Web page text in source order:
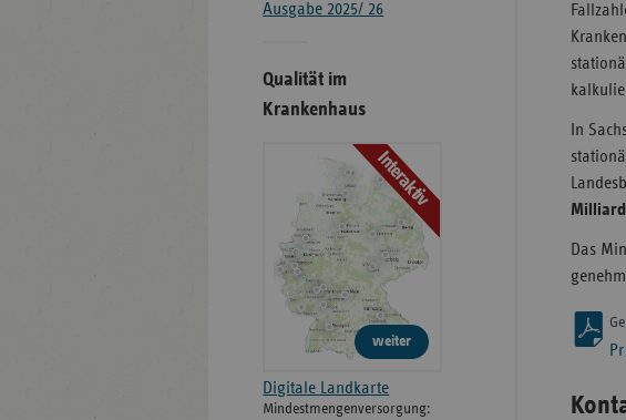
In
Das
Ausgabe 2025/ 26
Qualität im
Krankenhaus
Interaktiv
weiter
Digitale Landkarte
Mindestmengenversorgung: